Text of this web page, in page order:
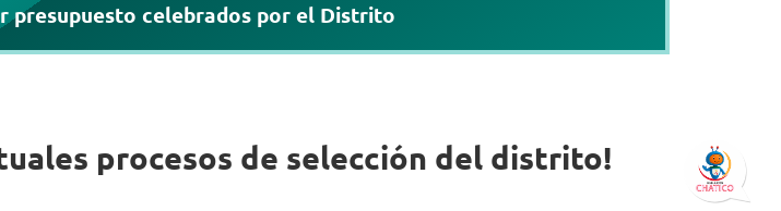
presupuesto celebrados por el Distrito
procesos de selección del distrito!